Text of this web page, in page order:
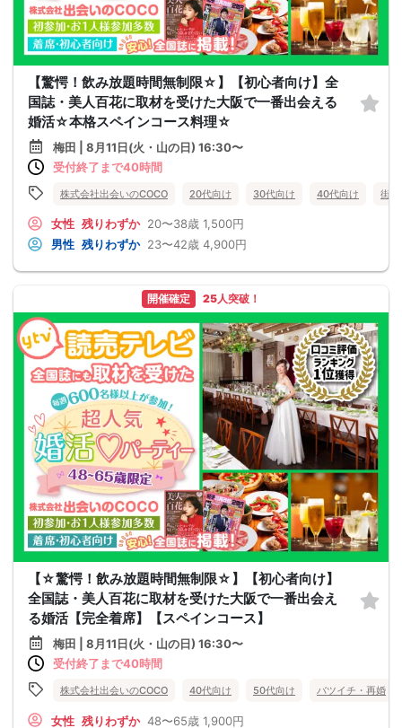
【驚愕！飲み放題時間無制限☆】【初心者向け】全
国誌・美人百花に取材を受けた大阪で一番出会える
婚活☆本格スペインコース料理☆
梅田 | 8月11日(火・山の日) 16:30〜
受付終了まで40時間
株式会社出会いのCOCO 20代向け 30代向け 40代向け 街
女性 残りわずか 20〜38歳 1,500円
男性 残りわずか 23〜42歳 4,900円
開催確定 25人突破！
【☆驚愕！飲み放題時間無制限☆】【初心者向け】
全国誌・美人百花に取材を受けた大阪で一番出会え
る婚活【完全着席】【スペインコース】
梅田 | 8月11日(火・山の日) 16:30〜
受付終了まで40時間
株式会社出会いのCOCO 40代向け 50代向け バツイチ・再婚
女性 残りわずか 48〜65歳 1,900円